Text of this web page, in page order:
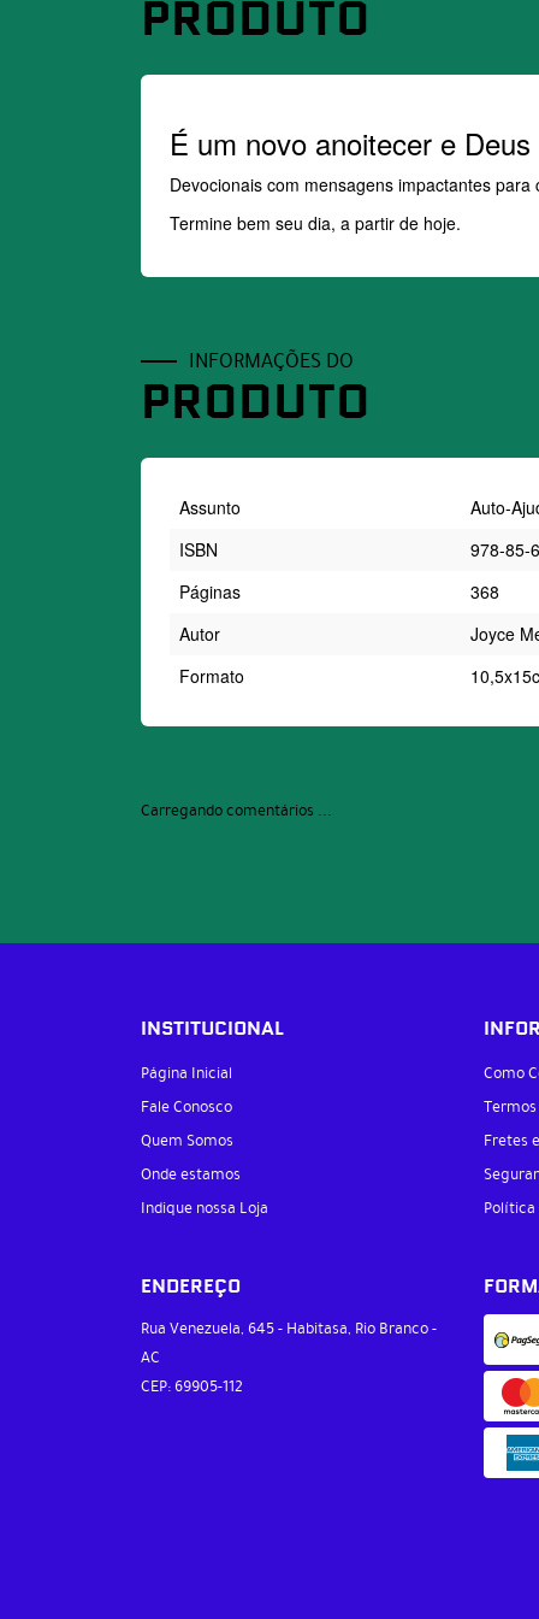
PRODUTO
É um novo anoitecer e
Devocionais com mensagens impactantes para
Termine bem seu dia, a partir de hoje.
INFORMAÇÕES DO
PRODUTO
Assunto
Auto-
ISBN
978-85-
Páginas
368
Autor
Joyce
Formato
Carregando comentários ...
INSTITUCIONAL
Página Inicial
Fale Conosco
Quem Somos
Onde estamos
Indique nossa Loja
Como
Fretes
Política
ENDEREÇO
Rua Venezuela, 645- Habitasa, Rio Branco-
AC
CEP: 69905-112